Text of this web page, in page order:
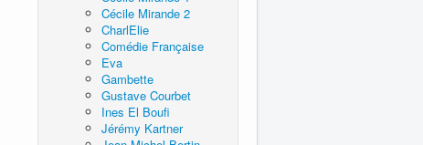
Cécile Mirande 2
CharlElie
Comédie Française
Eva
Gambette
Gustave Courbet
Ines El Boufi
Jérémy Kartner